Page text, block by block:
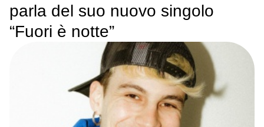
parla del suo nuovo singolo
“Fuori è notte”